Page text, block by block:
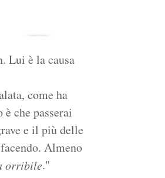
Lui è la causa
come ha
che passerai
e il più delle
Almeno
orribile."